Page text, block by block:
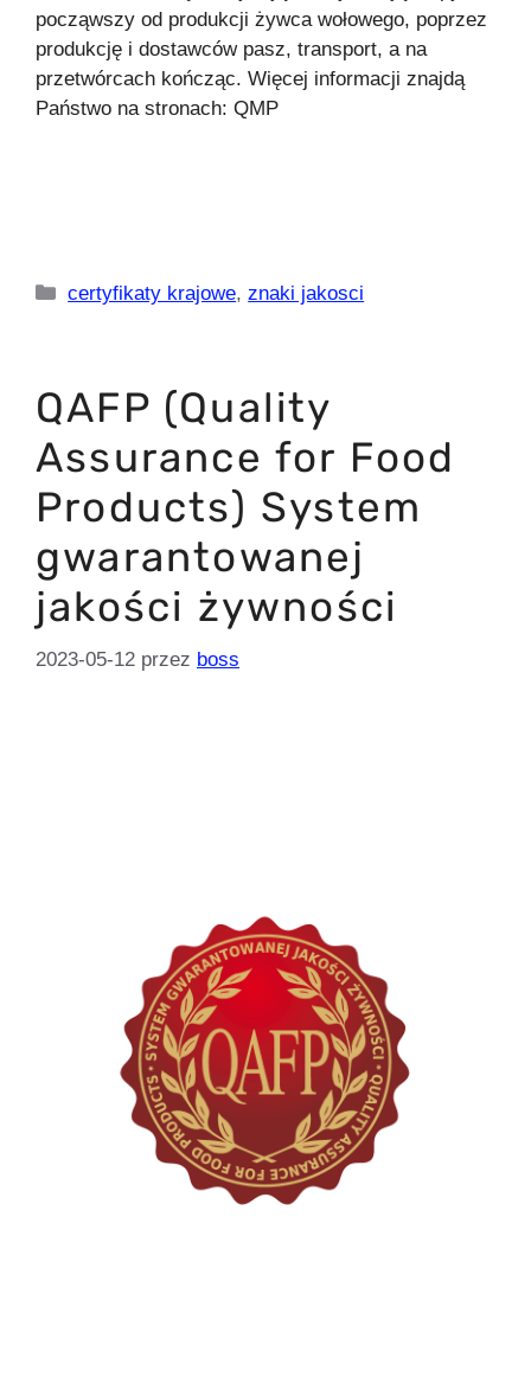
począwszy od produkcji żywca wołowego, poprzez
produkcję i dostawców pasz, transport, a na
przetwórcach kończąc. Więcej informacji znajdą
Państwo na stronach: QMP
Kategorie
certyfikaty krajowe,znaki jakosci
QAFP (Quality
Assurance for Food
Products) System
gwarantowanej
jakości żywności
2023-05-12 przez boss